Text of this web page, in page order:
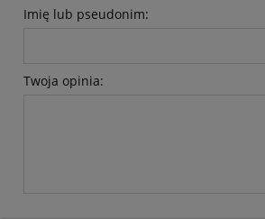
Imię lub pseudonim:
Twoja opinia: